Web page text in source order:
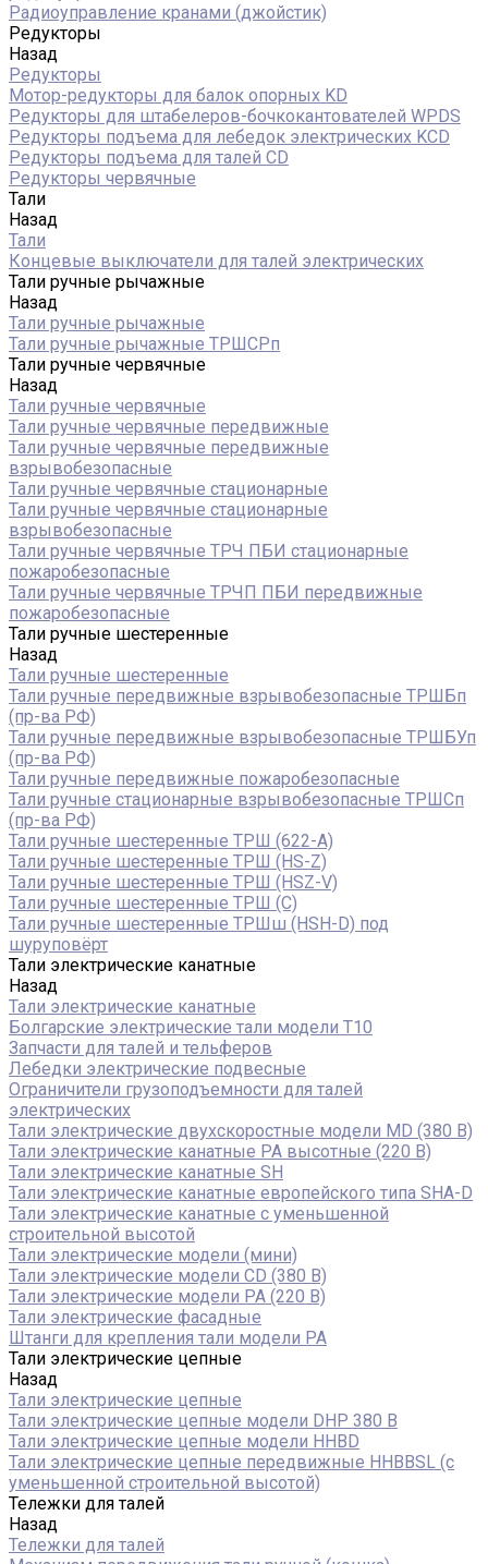
Радиоуправление кранами (джойстик)
Редукторы
Назад
Редукторы
Мотор-редукторы для балок опорных KD
Редукторы для штабелеров-бочкокантователей WPDS
Редукторы подъема для лебедок электрических KCD
Редукторы подъема для талей CD
Редукторы червячные
Тали
Назад
Тали
Концевые выключатели для талей электрических
Тали ручные рычажные
Назад
Тали ручные рычажные
Тали ручные рычажные ТРШСРп
Тали ручные червячные
Назад
Тали ручные червячные
Тали ручные червячные передвижные
Тали ручные червячные передвижные
взрывобезопасные
Тали ручные червячные стационарные
Тали ручные червячные стационарные
взрывобезопасные
Тали ручные червячные ТРЧ ПБИ стационарные
пожаробезопасные
Тали ручные червячные ТРЧП ПБИ передвижные
пожаробезопасные
Тали ручные шестеренные
Назад
Тали ручные шестеренные
Тали ручные передвижные взрывобезопасные ТРШБп
(пр-ва РФ)
Тали ручные передвижные взрывобезопасные ТРШБУп
(пр-ва РФ)
Тали ручные передвижные пожаробезопасные
Тали ручные стационарные взрывобезопасные ТРШСп
(пр-ва РФ)
Тали ручные шестеренные ТРШ (622-A)
Тали ручные шестеренные ТРШ (HS-Z)
Тали ручные шестеренные ТРШ (HSZ-V)
Тали ручные шестеренные ТРШ (С)
Тали ручные шестеренные ТРШш (HSH-D) под
шуруповёрт
Тали электрические канатные
Назад
Тали электрические канатные
Болгарские электрические тали модели T10
Запчасти для талей и тельферов
Лебедки электрические подвесные
Ограничители грузоподъемности для талей
электрических
Тали электрические двухскоростные модели MD (380 В)
Тали электрические канатные PA высотные (220 В)
Тали электрические канатные SH
Тали электрические канатные европейского типа SHA-D
Тали электрические канатные с уменьшенной
строительной высотой
Тали электрические модели (мини)
Тали электрические модели CD (380 В)
Тали электрические модели РА (220 В)
Тали электрические фасадные
Штанги для крепления тали модели РА
Тали электрические цепные
Назад
Тали электрические цепные
Тали электрические цепные модели DHP 380 В
Тали электрические цепные модели HHBD
Тали электрические цепные передвижные HHBBSL (с
уменьшенной строительной высотой)
Тележки для талей
Назад
Тележки для талей